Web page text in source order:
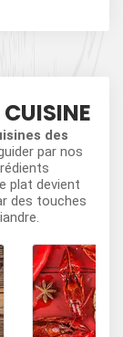
CUISINE
des
par nos
plat devient
des touches